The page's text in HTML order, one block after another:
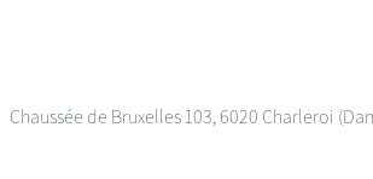
Chaussée de Bruxelles 103, 6020 Charleroi